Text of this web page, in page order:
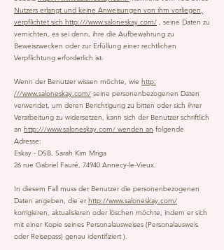
Nutzers erlangt und keine Anweisungen von ihm vorliegen,
verpflichtet sich http:///www.saloneskay.com/ , seine Daten zu
vernichten, es sei denn, ihre die Aufbewahrung zu
Beweiszwecken oder zur Erfüllung einer rechtlichen
Verpflichtung erforderlich ist.
Wenn der Benutzer wissen möchte, wie http:
///www.saloneskay.com/ seine personenbezogenen Daten
verwendet, um deren Berichtigung zu bitten oder sich ihrer
Verarbeitung zu widersetzen, kann sich der Benutzer schriftlich
an http:///www.saloneskay.com/ wenden an folgende
Adresse:
Eskay - DSB, Sarah Kim Mriga
26 rue Gabriel Fauré, 74940 Annecy-le-Vieux.
In diesem Fall muss der Benutzer die personenbezogenen
Daten angeben, die er http://www.saloneskay.com/
korrigieren, aktualisieren oder löschen möchte, indem er sich
mit einer Kopie seines Personalausweises (Personalausweis
oder Reisepass) genau identifiziert ).